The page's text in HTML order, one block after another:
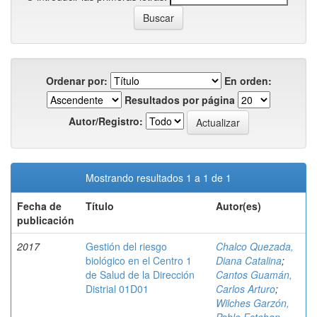
Ordenar por:
En orden:
Resultados por página
Autor/Registro:
Mostrando resultados 1 a 1 de 1
Fecha de
publicación
Título Autor(es)
2017
Gestión del riesgo
biológico en el Centro 1
de Salud de la Dirección
Distrial 01D01
Chalco Quezada,
Diana Catalina;
Cantos Guamán,
Carlos Arturo;
Wilches Garzón,